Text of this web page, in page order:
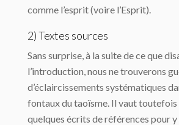
comme l’esprit (voire l’Esprit).
2) Textes sources
Sans surprise, à la suite de ce que
l’introduction, nous ne trouverons
d’éclaircissements systématiques
fontaux du taoïsme. Il vaut toutefois
quelques écrits de références pour